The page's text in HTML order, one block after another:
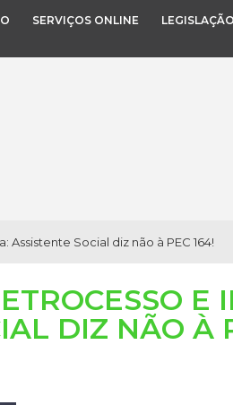
SERVIÇOS ONLINE LEGISLAÇÃO
Social diz não à PEC 164!
E
DIZ NÃO À